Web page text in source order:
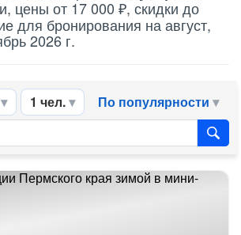
цены от 17 000 ₽, скидки до
для бронирования на август,
2026 г.
1 чел. По популярности